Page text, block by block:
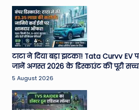
W
o
rl
d
टाटा ने दिया बड़ा झटका! Tata Curvv EV
जानें अगस्त 2026 के डिस्काउंट की पूरी
5 August 2026